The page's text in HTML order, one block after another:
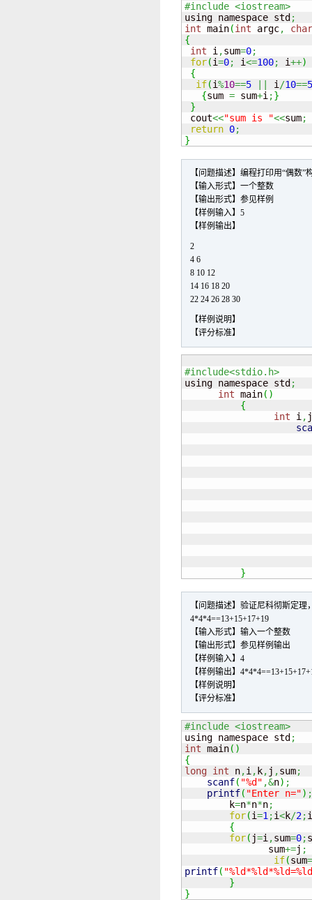
#include <iostream>
using namespace std ;
int main(int argc,
char
{
int i ,sum=0;
for(i=0; i<=100; i++)
{
if(i%10==5 i /10==5
{sum = sum+i ;}
}
cout<<"sum is "<<sum;
return 0;
}
【问题描述】编程打印用“偶数
【输入形式】一个整数
【输出形式】参见样例
【样例输入】5
【样例输出】
2
4 6
8 10 12
14 16 18 20
22 24 26 28 30
【样例说明】
【评分标准】
#include<stdio.h>
using namespace std ;
int main( )
{
int i , j
}
【问题描述】验证尼科彻斯定
4*4*4==13+15+17+19
【输入形式】输入一个整数
【输出形式】参见样例输出
【样例输入】4
【样例输出】
【样例说明】
【评分标准】
#include <iostream>
using namespace std ;
int main( )
{
long int n,i , k, j ,sum;
scanf( "%d" ,&n) ;
printf( "Enter n=") ;
       	k
=n*n*n;
for(i=1 ;i<k/2;i
{
for( j=i ,sum=0;
               sum
+=j ;
if(sum
printf(
}
}